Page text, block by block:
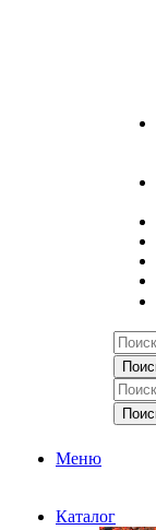
Меню
Каталог